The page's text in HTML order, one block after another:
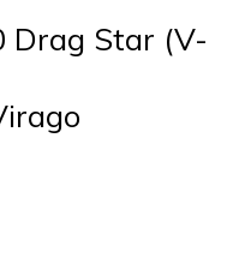
Drag Star (V-